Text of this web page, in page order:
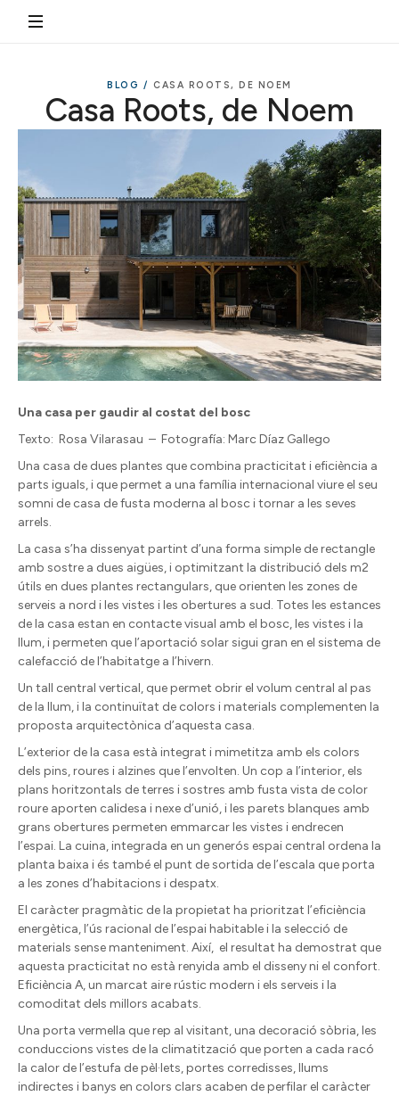
BLOG / CASA ROOTS, DE NOEM
Casa Roots, de Noem
Una casa per gaudir al costat del bosc
Texto: Rosa Vilarasau – Fotografía: Marc Díaz Gallego
Una casa de dues plantes que combina practicitat i eficiència a
parts iguals, i que permet a una família internacional viure el seu
somni de casa de fusta moderna al bosc i tornar a les seves
arrels.
La casa s’ha dissenyat partint d’una forma simple de rectangle
amb sostre a dues aigües, i optimitzant la distribució dels m2
útils en dues plantes rectangulars, que orienten les zones de
serveis a nord i les vistes i les obertures a sud. Totes les estances
de la casa estan en contacte visual amb el bosc, les vistes i la
llum, i permeten que l’aportació solar sigui gran en el sistema de
calefacció de l’habitatge a l’hivern.
Un tall central vertical, que permet obrir el volum central al pas
de la llum, i la continuïtat de colors i materials complementen la
proposta arquitectònica d’aquesta casa.
L’exterior de la casa està integrat i mimetitza amb els colors
dels pins, roures i alzines que l’envolten. Un cop a l’interior, els
plans horitzontals de terres i sostres amb fusta vista de color
roure aporten calidesa i nexe d’unió, i les parets blanques amb
grans obertures permeten emmarcar les vistes i endrecen
l’espai. La cuina, integrada en un generós espai central ordena la
planta baixa i és també el punt de sortida de l’escala que porta
a les zones d’habitacions i despatx.
El caràcter pragmàtic de la propietat ha prioritzat l’eficiència
energètica, l’ús racional de l’espai habitable i la selecció de
materials sense manteniment. Així, el resultat ha demostrat que
aquesta practicitat no està renyida amb el disseny ni el confort.
Eficiència A, un marcat aire rústic modern i els serveis i la
comoditat dels millors acabats.
Una porta vermella que rep al visitant, una decoració sòbria, les
conduccions vistes de la climatització que porten a cada racó
la calor de l’estufa de pèl·lets, portes corredisses, llums
indirectes i banys en colors clars acaben de perfilar el caràcter